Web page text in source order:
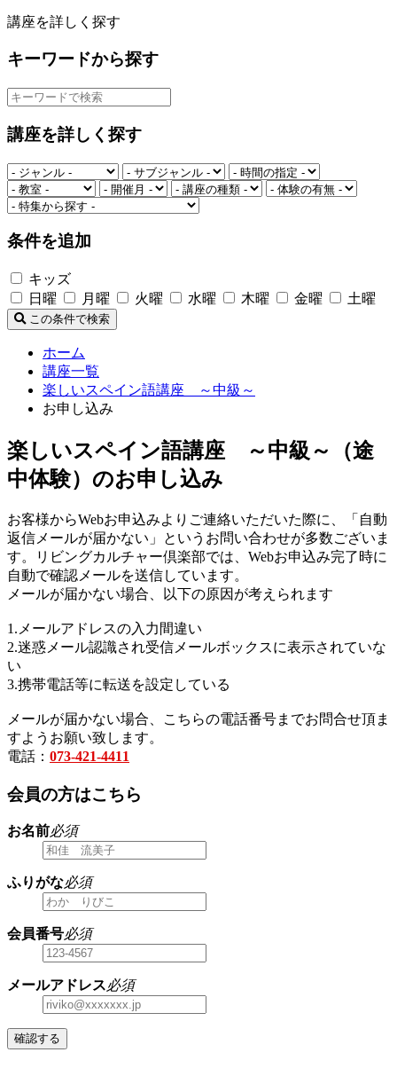
講座を詳しく探す
キーワードから探す
講座を詳しく探す
条件を追加
キッズ
日曜
月曜 火曜 水曜 木曜 金曜 土曜
この条件で検索
ホーム
講座一覧
楽しいスペイン語講座 ～中級～
お申し込み
楽しいスペイン語講座 ～中級～（途
中体験）のお申し込み
お客様からWebお申込みよりご連絡いただいた際に、「自動
返信メールが届かない」というお問い合わせが多数ございま
す。リビングカルチャー倶楽部では、Webお申込み完了時に
自動で確認メールを送信しています。
メールが届かない場合、以下の原因が考えられます
1.メールアドレスの入力間違い
2.迷惑メール認識され受信メールボックスに表示されていな
い
3.携帯電話等に転送を設定している
メールが届かない場合、こちらの電話番号までお問合せ頂ま
すようお願い致します。
電話： 073-421-4411
会員の方はこちら
お名前必須
ふりがな必須
会員番号必須
メールアドレス必須
確認する